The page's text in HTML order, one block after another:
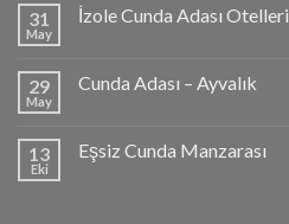
31
May
İzole Cunda Adası
29
May
Cunda Adası – Ayvalık
13
Eki
Eşsiz Cunda Manzarası